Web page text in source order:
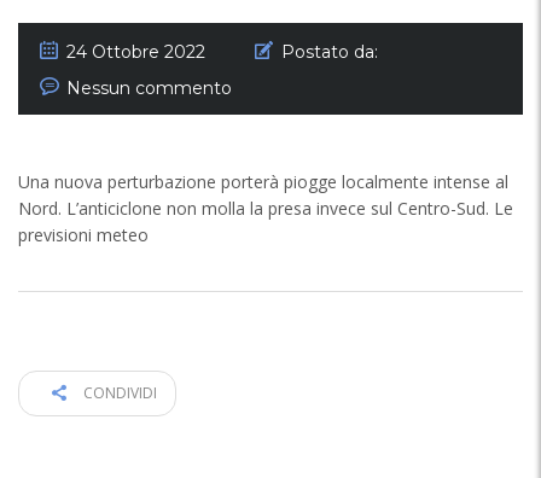
24 Ottobre 2022
Postato da:
Nessun commento
Una nuova perturbazione porterà piogge localmente intense al
Nord. L’anticiclone non molla la presa invece sul Centro-Sud. Le
previsioni meteo
CONDIVIDI